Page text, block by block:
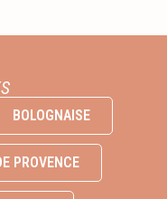
BOLOGNAISE
PROVENCE